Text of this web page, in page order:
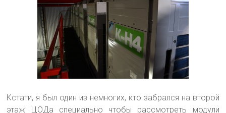
Кстати, я был один из немногих, кто забрался на второй
этаж ЦОДа специально чтобы рассмотреть модули